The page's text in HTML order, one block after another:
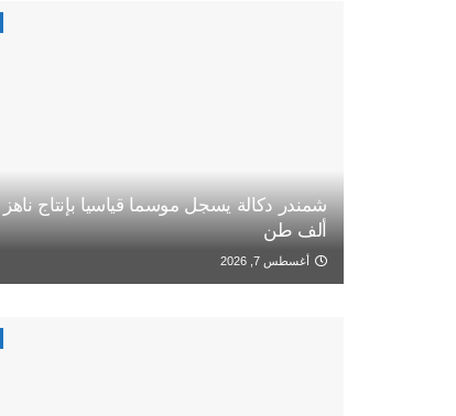
ألف طن
أغسطس 7, 2026